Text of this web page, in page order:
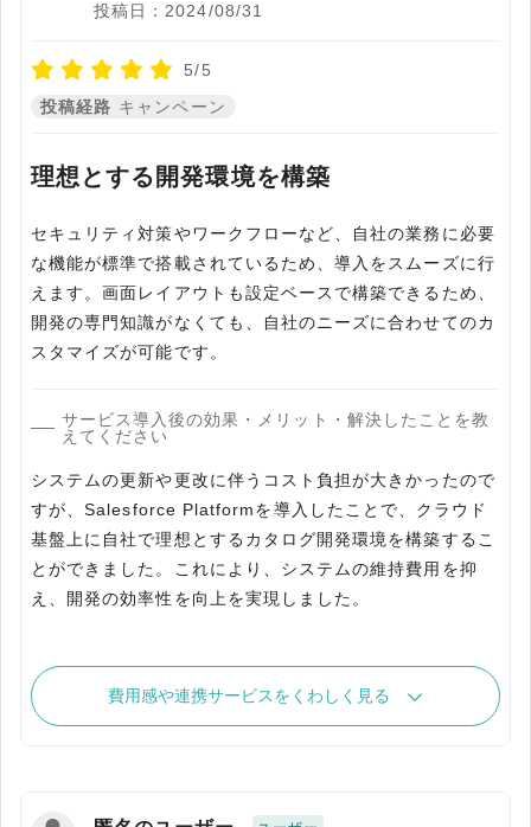
投稿日：2024/08/31
5/5
投稿経路 キャンペーン
理想とする開発環境を構築
セキュリティ対策やワークフローなど、自社の業務に必要
な機能が標準で搭載されているため、導入をスムーズに行
えます。画面レイアウトも設定ベースで構築できるため、
開発の専門知識がなくても、自社のニーズに合わせてのカ
スタマイズが可能です。
サービス導入後の効果・メリット・解決したことを教
えてください
システムの更新や更改に伴うコスト負担が大きかったので
すが、Salesforce Platformを導入したことで、クラウド
基盤上に自社で理想とするカタログ開発環境を構築するこ
とができました。これにより、システムの維持費用を抑
え、開発の効率性を向上を実現しました。
費用感や連携サービスをくわしく見る